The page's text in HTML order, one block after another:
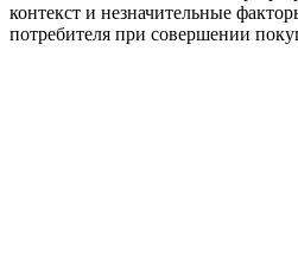
контекст и незначительные
потребителя при совершении